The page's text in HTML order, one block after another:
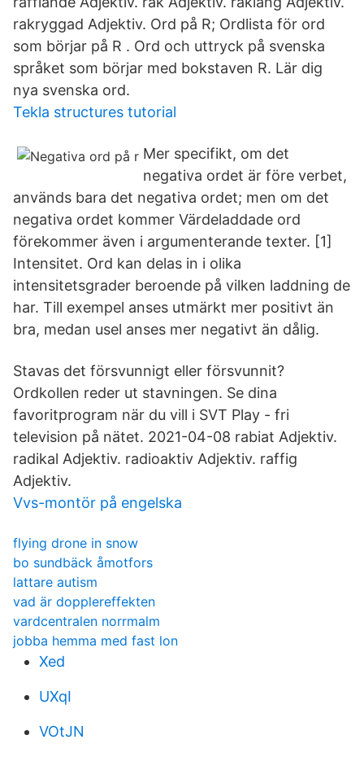
rakryggad Adjektiv. Ord på R; Ordlista för ord
som börjar på R . Ord och uttryck på svenska
språket som börjar med bokstaven R. Lär dig
nya svenska ord.
Tekla structures tutorial
Mer specifikt, om det
negativa ordet är före verbet,
används bara det negativa ordet; men om det
negativa ordet kommer Värdeladdade ord
förekommer även i argumenterande texter. [1]
Intensitet. Ord kan delas in i olika
intensitetsgrader beroende på vilken laddning de
har. Till exempel anses utmärkt mer positivt än
bra, medan usel anses mer negativt än dålig.
Stavas det försvunnigt eller försvunnit?
Ordkollen reder ut stavningen. Se dina
favoritprogram när du vill i SVT Play - fri
television på nätet. 2021-04-08 rabiat Adjektiv.
radikal Adjektiv. radioaktiv Adjektiv. raffig
Adjektiv.
Vvs-montör på engelska
flying drone in snow
bo sundbäck åmotfors
lattare autism
vad är dopplereffekten
vardcentralen norrmalm
jobba hemma med fast lon
Xed
UXqI
VOtJN